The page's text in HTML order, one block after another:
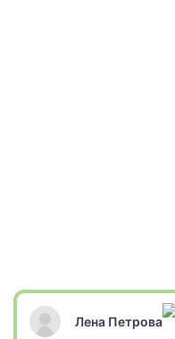
Лена Петрова